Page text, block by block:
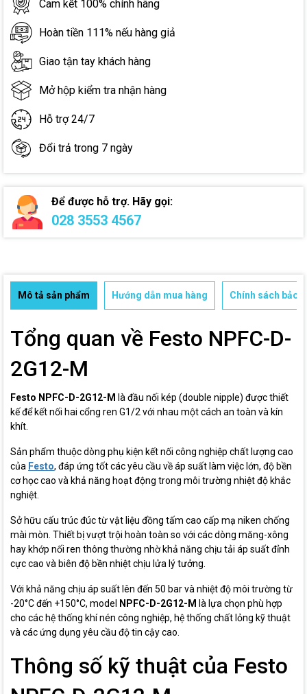
Cam kết 100% chính hãng
Hoàn tiền 111% nếu hàng giả
Giao tận tay khách hàng
Mở hộp kiểm tra nhận hàng
Hỗ trợ 24/7
Đổi trả trong 7 ngày
Để được hỗ trợ. Hãy gọi:
028 3553 4567
Mô tả sản phẩm Hướng dẫn mua hàng Chính sách bảo
Tổng quan về Festo NPFC-D-
2G12-M
Festo NPFC-D-2G12-M là đầu nối kép (double nipple) được thiết
kế để kết nối hai cổng ren G1/2 với nhau một cách an toàn và kín
khít.
Sản phẩm thuộc dòng phụ kiện kết nối công nghiệp chất lượng cao
của Festo, đáp ứng tốt các yêu cầu về áp suất làm việc lớn, độ bền
cơ học cao và khả năng hoạt động trong môi trường nhiệt độ khắc
nghiệt.
Sở hữu cấu trúc đúc từ vật liệu đồng tấm cao cấp mạ niken chống
mài mòn. Thiết bị vượt trội hoàn toàn so với các dòng măng-xông
hay khớp nối ren thông thường nhờ khả năng chịu tải áp suất đỉnh
cực cao và biên độ bền nhiệt chịu lửa lý tưởng.
Với khả năng chịu áp suất lên đến 50 bar và nhiệt độ môi trường từ
-20°C đến +150°C, model
NPFC-D-2G12-M là lựa chọn phù hợp
cho các hệ thống khí nén công nghiệp, hệ thống chất lỏng kỹ thuật
và các ứng dụng yêu cầu độ tin cậy cao.
Thông số kỹ thuật của Festo